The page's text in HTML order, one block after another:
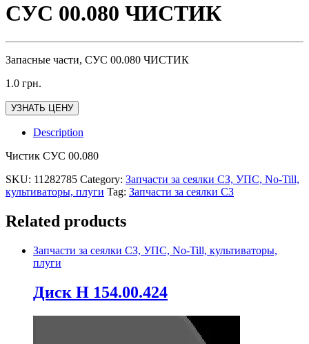
СУС 00.080 ЧИСТИК
Запасные части, СУС 00.080 ЧИСТИК
1.0 грн.
УЗНАТЬ ЦЕНУ
Description
Чистик СУС 00.080
SKU: 11282785 Category: Запчасти за сеялки СЗ, УПС, No-Till,
культиваторы, плуги Tag: Запчасти за сеялки СЗ
Related products
Запчасти за сеялки СЗ, УПС, No-Till, культиваторы,
плуги
Диск Н 154.00.424